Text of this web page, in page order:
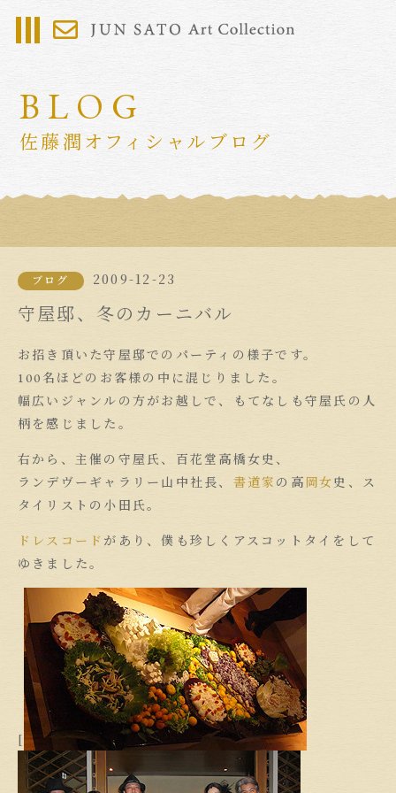
BLOG
佐藤潤オフィシャルブログ
ブログ 2009-12-23
守屋邸、冬のカーニバル
お招き頂いた守屋邸でのパーティの様子です。
100名ほどのお客様の中に混じりました。
幅広いジャンルの方がお越しで、もてなしも守屋氏の人
柄を感じました。
右から、主催の守屋氏、百花堂高橋女史、
ランデヴーギャラリー山中社長、 書道家 の高 岡女史、ス
タイリストの小田氏。
ドレスコード があり、僕も珍しくアスコットタイをして
ゆきました。
[